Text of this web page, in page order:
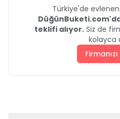
Türkiye'de
teklifi alıyor. Siz de
kolayca